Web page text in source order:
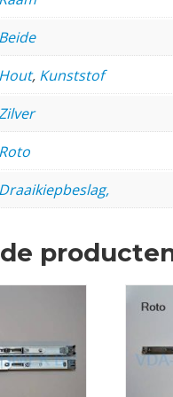
Beide
Hout, Kunststof
Roto
Draaikiepbeslag,